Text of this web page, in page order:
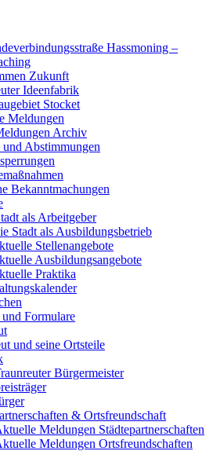
Hassmoning –
Zukunft
Ideenfabrik
Stocket
Meldungen
Archiv
und Abstimmungen
Bekanntmachungen
als Arbeitgeber
Stadt als Ausbildungsbetrieb
Stellenangebote
Ausbildungsangebote
Praktika
Formulare
und seine Ortsteile
Bürgermeister
& Ortsfreundschaft
Meldungen Städtepartnerschaften
Meldungen Ortsfreundschaften